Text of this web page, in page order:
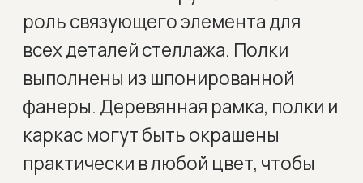
практически в любой цвет, чтобы
стеллаж идеально сочетался с
вашим интерьером.